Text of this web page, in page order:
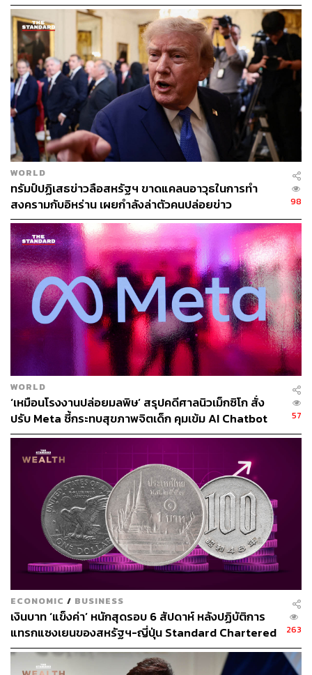
ผู้อำนวยการองค์การการค้าโลกระบุว่า ขณะนี้ราคาข้าวสาลี
เพิ่มขึ้น 59% เมื่อเทียบกับปีที่แล้ว ขณะที่ราคาน้ำมันดอก
ทานตะวันเพิ่มขึ้น 30% และราคาข้าวโพดเพิ่มขึ้น 23%
เพื่อแก้ปัญหาวิกฤตที่เกิดขึ้นทางองค์การสหประชาชาติกำลัง
เป็นผู้นำในความพยายามที่จะสร้าง ‘ระเบียงธัญพืช’ (Grain
Corridor) เพื่อให้ยูเครนสามารถส่งออกสินค้าเกษตรของ
ตนเองได้ โดยจัดให้มีกองกำลัง เช่น กองทัพเรือตุรกี คอยคุ้ม
กันเรือบรรทุกที่ออกจากท่าเรือโอเดสซาและท่าเรืออื่นๆ ของ
ยูเครน
อย่างไรก็ตาม Sergey Lavrov รัฐมนตรีต่างประเทศรัสเซีย
เตือนว่า ยูเครนน่าจะจำเป็นต้องเคลียร์ทุ่นระเบิดออกจาก
ท่าเรือในทะเลดำเสียก่อน พร้อมย้ำว่า รัสเซียพร้อมที่จะรับ
ประกันความปลอดภัยของเรือที่ออกจากท่าเรือยูเครนและมุ่ง
หน้าไปยังน่านน้ำตุรกี
ขณะเดียวกัน ทางยูเครนได้ออกมาระบุว่า ต้องการการรับ
ประกันความปลอดภัยที่มีประสิทธิภาพก่อนจึงจะสามารถเริ่ม
การขนส่งได้ ด้วยเกรงว่ารัฐบาลกรุงมอสโกอาจใช้โครงการ
ระเบียงธัญพืชเป็นโอกาสเข้าโจมตีเมืองโอเดสซาจากทาง
อ้างอิง:
https://edition.cnn.com/2022/06/08/business/dollar-st
ores-inflation/index.html
https://www.bbc.com/news/business-61727651
สามารถติดตาม THE STANDARD WEALTH
ผ่านแอปพลิเคชันต่างๆ ที่คุณสะดวกหรือใช้งานอยู่แล้วได้เลย
TAGS: USA การเงิน
WORLD
ทรัมป์ปฏิเสธข่าวลือสหรัฐฯ ขาดแคลนอาวุธในการทำ
สงครามกับอิหร่าน เผยกำลังล่าตัวคนปล่อยข่าว
98
WORLD
‘เหมือนโรงงานปล่อยมลพิษ’ สรุปคดีศาลนิวเม็กซิโก สั่ง
ปรับ Meta ชี้กระทบสุขภาพจิตเด็ก คุมเข้ม AI Chatbot
57
ECONOMIC / BUSINESS
เงินบาท ‘แข็งค่า’ หนักสุดรอบ 6 สัปดาห์ หลังปฏิบัติการ
แทรกแซงเยนของสหรัฐฯ-ญี่ปุ่น Standard Chartered
เปิดเป้าสิ้นปีนี้จ่อแข็งต่อแตะ 32.50 บาทต่อดอลลาร์
263